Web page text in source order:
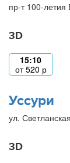
пр-т 100-летия
3D
15:10
от520 р
Уссури
ул.
3D